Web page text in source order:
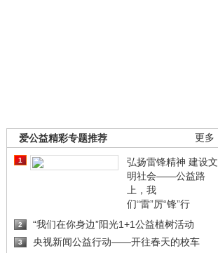
更多
爱公益精彩专题推荐
1
弘扬雷锋精神 建设文
明社会——公益路
上，我
们“雷”厉“锋”行
2 “我们在你身边”阳光1+1公益植树活动
3 央视新闻公益行动——开往春天的校车